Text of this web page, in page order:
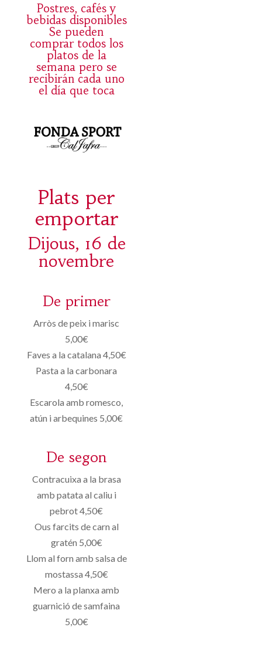
Postres, cafés y
bebidas disponibles
Se pueden
comprar todos los
platos de la
semana pero se
recibirán cada uno
el día que toca
Plats per
emportar
Dijous, 16 de
novembre
De primer
Arròs de peix i marisc
5,00€
Faves a la catalana 4,50€
Pasta a la carbonara
4,50€
Escarola amb romesco,
atún i arbequines 5,00€
De segon
Contracuixa a la brasa
amb patata al caliu i
pebrot 4,50€
Ous farcits de carn al
gratén 5,00€
Llom al forn amb salsa de
mostassa 4,50€
Mero a la planxa amb
guarnició de samfaina
5,00€